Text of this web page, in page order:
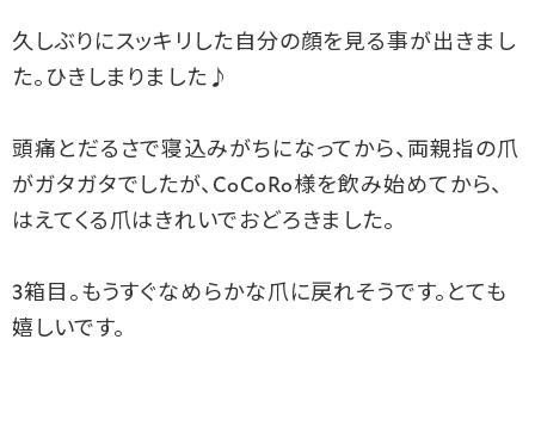
久しぶりにスッキリした自分の顔を見る事が出きまし
た。ひきしまりました♪
頭痛とだるさで寝込みがちになってから、両親指の爪
がガタガタでしたが、CoCoRo様を飲み始めてから、
はえてくる爪はきれいでおどろきました。
3箱目。もうすぐなめらかな爪に戻れそうです。とても
嬉しいです。